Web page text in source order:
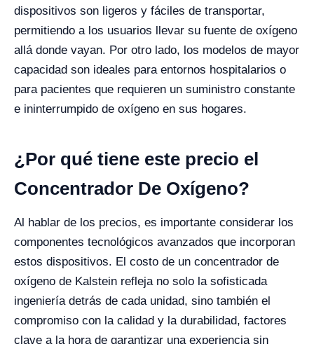
dispositivos son ligeros y fáciles de transportar,
permitiendo a los usuarios llevar su fuente de oxígeno
allá donde vayan. Por otro lado, los modelos de mayor
capacidad son ideales para entornos hospitalarios o
para pacientes que requieren un suministro constante
e ininterrumpido de oxígeno en sus hogares.
¿Por qué tiene este precio el
Concentrador De Oxígeno?
Al hablar de los precios, es importante considerar los
componentes tecnológicos avanzados que incorporan
estos dispositivos. El costo de un concentrador de
oxígeno de Kalstein refleja no solo la sofisticada
ingeniería detrás de cada unidad, sino también el
compromiso con la calidad y la durabilidad, factores
clave a la hora de garantizar una experiencia sin